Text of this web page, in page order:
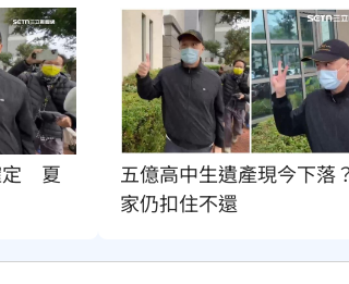
　夏
五億高中生遺產現今下落
家仍扣住不還